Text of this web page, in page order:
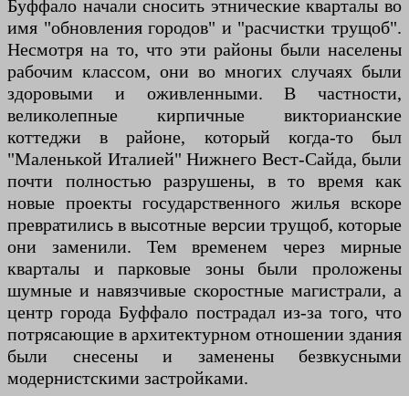
Буффало начали сносить этнические кварталы во
имя "обновления городов" и "расчистки трущоб".
Несмотря на то, что эти районы были населены
рабочим классом, они во многих случаях были
здоровыми и оживленными. В частности,
великолепные кирпичные викторианские
коттеджи в районе, который когда-то был
"Маленькой Италией" Нижнего Вест-Сайда, были
почти полностью разрушены, в то время как
новые проекты государственного жилья вскоре
превратились в высотные версии трущоб, которые
они заменили. Тем временем через мирные
кварталы и парковые зоны были проложены
шумные и навязчивые скоростные магистрали, а
центр города Буффало пострадал из-за того, что
потрясающие в архитектурном отношении здания
были снесены и заменены безвкусными
модернистскими застройками.